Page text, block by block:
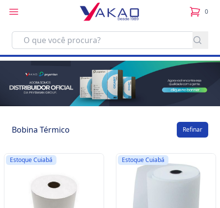
0
itens
Bobina Térmico Refinar
Estoque Cuiabá Estoque Cuiabá